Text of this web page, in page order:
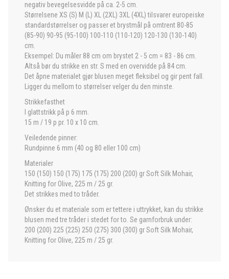
negativ bevegelsesvidde på ca. 2-5 cm.
Størrelsene XS (S) M (L) XL (2XL) 3XL (4XL) tilsvarer europeiske
standardstørrelser og passer et brystmål på omtrent 80-85
(85-90) 90-95 (95-100) 100-110 (110-120) 120-130 (130-140)
cm.
Eksempel: Du måler 88 cm om brystet 2 - 5 cm = 83 - 86 cm.
Altså bør du strikke en str. S med en overvidde på 84 cm.
Det åpne materialet gjør blusen meget fleksibel og gir pent fall.
Ligger du mellom to størrelser velger du den minste.
Strikkefasthet
I glattstrikk på p 6 mm.
15 m / 19 p pr. 10 x 10 cm.
Veiledende pinner:
Rundpinne 6 mm (40 og 80 eller 100 cm)
Materialer
150 (150) 150 (175) 175 (175) 200 (200) gr Soft Silk Mohair,
Knitting for Olive, 225 m / 25 gr.
Det strikkes med to tråder.
Ønsker du et materiale som er tettere i uttrykket, kan du strikke
blusen med tre tråder i stedet for to. Se garnforbruk under:
200 (200) 225 (225) 250 (275) 300 (300) gr Soft Silk Mohair,
Knitting for Olive, 225 m / 25 gr.